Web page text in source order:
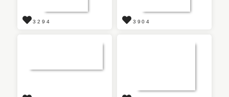
3294 3904